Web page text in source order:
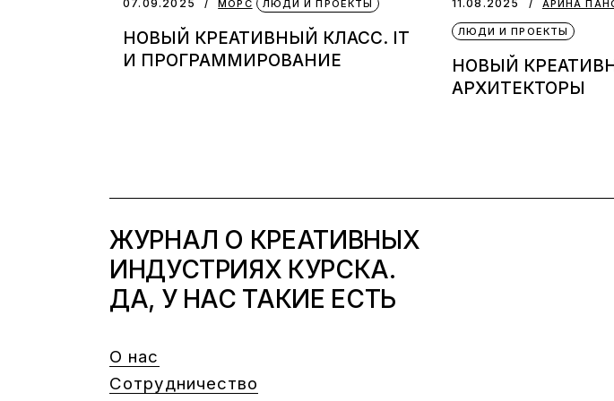
07.09.2025 МОРС ЛЮДИ И ПРОЕКТЫ
НОВЫЙ КРЕАТИВНЫЙ КЛАСС. IT
И ПРОГРАММИРОВАНИЕ
11.08.2025 АРИНА
ЛЮДИ И ПРОЕКТЫ
НОВЫЙ
АРХИТЕКТОРЫ
ЖУРНАЛ О КРЕАТИВНЫХ
ИНДУСТРИЯХ КУРСКА.
ДА, У НАС ТАКИЕ ЕСТЬ
О нас
Сотрудничество